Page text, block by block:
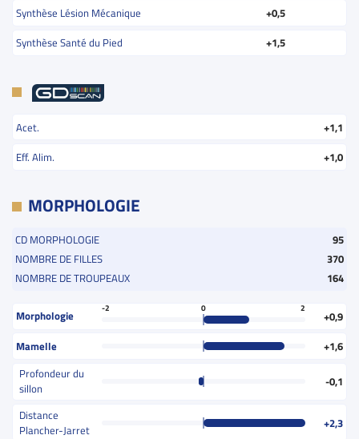
Synthèse Lésion Mécanique
+0,5
Synthèse Santé du Pied
+1,5
Acet.
+1,1
Eff. Alim.
+1,0
MORPHOLOGIE
CD MORPHOLOGIE
95
NOMBRE DE FILLES
370
NOMBRE DE TROUPEAUX
164
Morphologie
-2 0 2
+0,9
Mamelle
+1,6
Profondeur du
sillon
-0,1
Distance
Plancher-Jarret
+2,3